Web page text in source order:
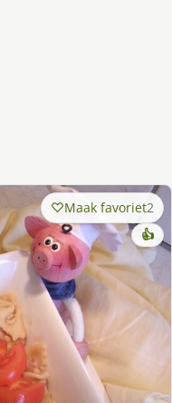
Maak favoriet2
👍